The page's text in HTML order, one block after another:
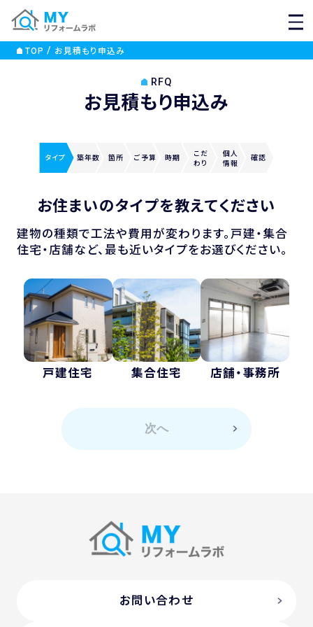
TOP お見積もり申込み
RFQ
お見積もり申込み
タイプ 築年数 箇所 ご 予算 時期
こだ
わり
個人
情報
確認
お住まいのタイプを教えてください
建物の種類で工法や費用が変わります。戸建・集合
住宅・店舗など、最も近いタイプをお選びください。
戸建住宅 集合住宅 店舗・事務所
次へ
お問い合わせ